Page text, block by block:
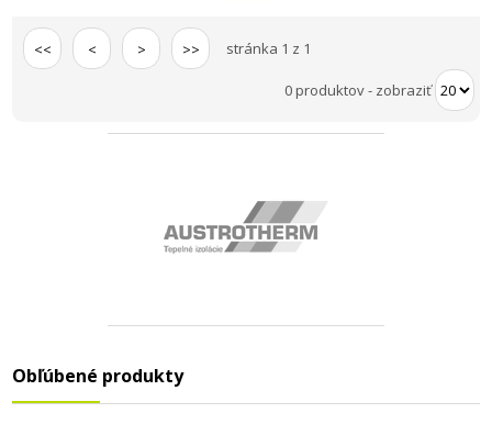
<< < > >> stránka 1 z 1
0 produktov- zobraziť
Obľúbené produkty